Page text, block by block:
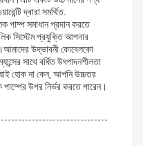
দ্বারা সমর্থিত.
পাম্প সমাধান প্রদান করতে
সিস্টেম প্রযুক্তি আপনার
উদ্ভাবনী কোবেলকো
সাথে বর্ধিত উৎপাদনশীলতা
হোক না কেন, আপনি উচ্চতর
উপর নির্ভর করতে পারেন।